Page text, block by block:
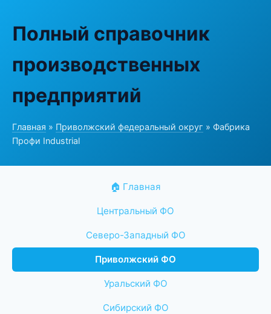
Полный справочник
производственных
предприятий
Главная » Приволжский федеральный округ » Фабрика
Профи Industrial
🏠 Главная
Центральный ФО
Северо-Западный ФО
Приволжский ФО
Уральский ФО
Сибирский ФО